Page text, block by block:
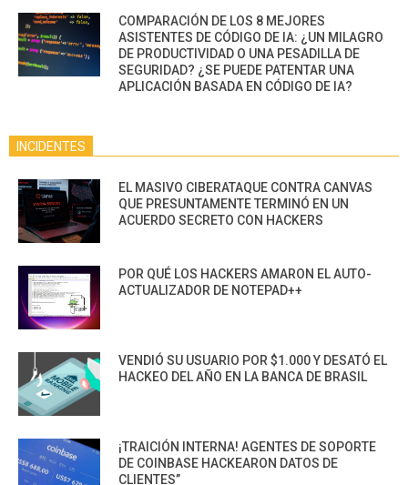
COMPARACIÓN DE LOS 8 MEJORES
ASISTENTES DE CÓDIGO DE IA: ¿UN MILAGRO
DE PRODUCTIVIDAD O UNA PESADILLA DE
SEGURIDAD? ¿SE PUEDE PATENTAR UNA
APLICACIÓN BASADA EN CÓDIGO DE IA?
INCIDENTES
EL MASIVO CIBERATAQUE CONTRA CANVAS
QUE PRESUNTAMENTE TERMINÓ EN UN
ACUERDO SECRETO CON HACKERS
POR QUÉ LOS HACKERS AMARON EL AUTO-
ACTUALIZADOR DE NOTEPAD++
VENDIÓ SU USUARIO POR $1.000 Y DESATÓ EL
HACKEO DEL AÑO EN LA BANCA DE BRASIL
¡TRAICIÓN INTERNA! AGENTES DE SOPORTE
DE COINBASE HACKEARON DATOS DE
CLIENTES”